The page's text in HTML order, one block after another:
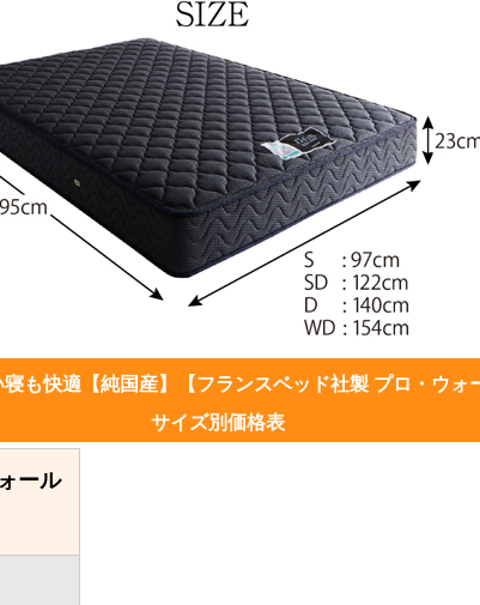
も快適【純国産】【フランスベッド社製 プロ・ウォ
サイズ別価格表
ール